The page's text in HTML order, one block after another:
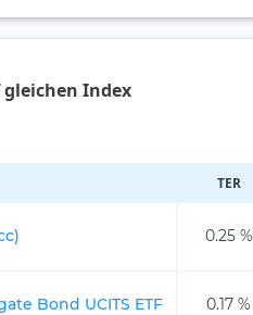
Index
TER
0.25 %
Bond UCITS ETF 0.17 %